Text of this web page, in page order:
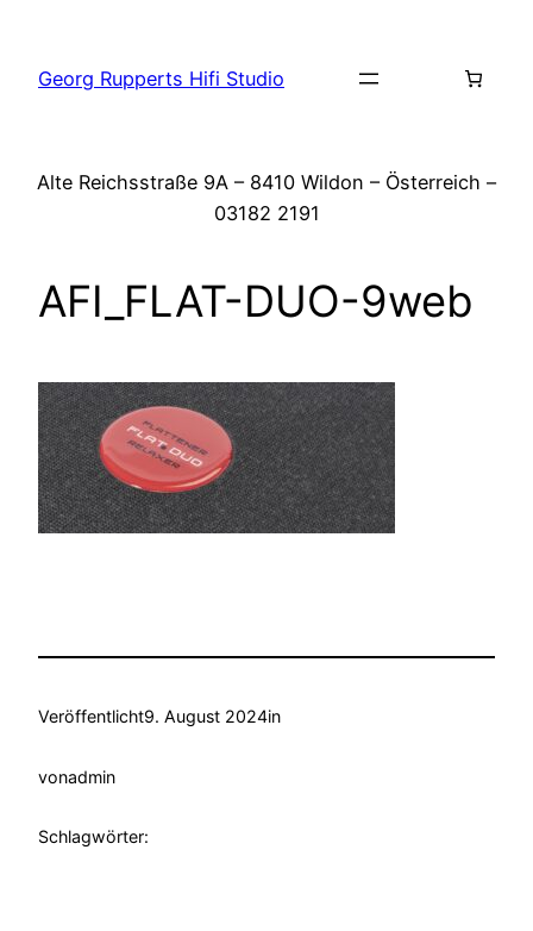
springen
Georg Rupperts Hifi Studio
Alte Reichsstraße 9A – 8410 Wildon – Österreich –
03182 2191
AFI_FLAT-DUO-9web
Veröffentlicht9. August 2024in
vonadmin
Schlagwörter: